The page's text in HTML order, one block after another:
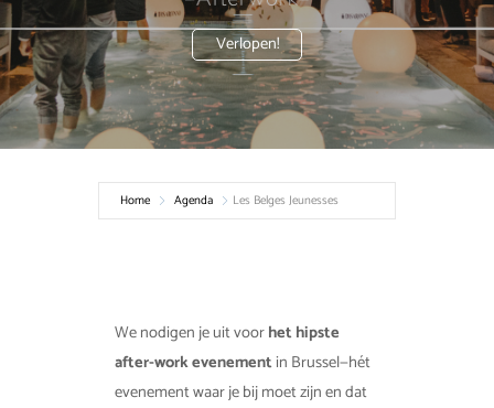
Verlopen!
Home Agenda Les Belges Jeunesses
We nodigen je uit voorhet hipste
after-work evenementin Brussel—hét
evenement waar je bij moet zijn en dat